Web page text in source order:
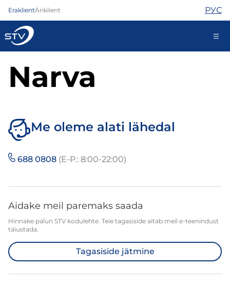
EraklientÄriklient РУС
ariklient@stv.ee
TV
Telefon
Abi
Uudised
Narva
Me oleme alati lähedal
688 0808 (E-P.: 8:00-22:00)
Aidake meil paremaks saada
Hinnake palun STV kodulehte. Teie tagasiside aitab meil e-teenindust
täiustada.
Tagasiside jätmine